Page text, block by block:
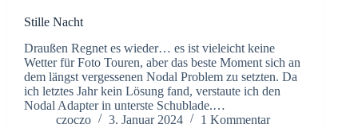
Stille Nacht
Draußen Regnet es wieder… es ist vieleicht keine
Wetter für Foto Touren, aber das beste Moment sich an
dem längst vergessenen Nodal Problem zu setzten. Da
ich letztes Jahr kein Lösung fand, verstaute ich den
Nodal Adapter in unterste Schublade.…
czoczo
3. Januar 2024 1 Kommentar